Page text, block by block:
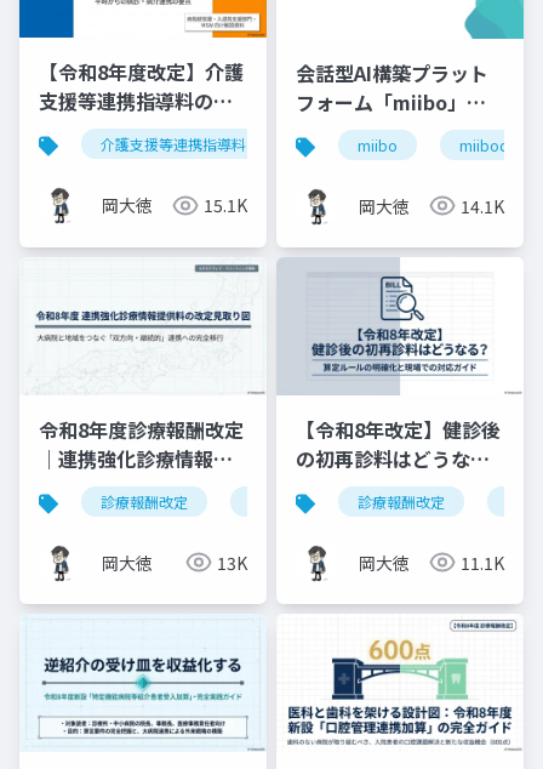
【令和8年度改定】介護
支援等連携指導料の再
編と戦略的対応｜指導
料2（500点）の要件整
理
介護支援等連携指導料 令和8年度診療報酬改定
岡大徳 15.1K
会話型AI構築プラット
フォーム「miibo」ガ
イド
miibo
岡大徳 14.1K
令和8年度診療報酬改定
｜連携強化診療情報提
供料の見直しを図解で
解説
診療報酬改定 連携強化診療情報提供料 令和8年度
岡大徳 13K
【令和8年改定】健診後
の初再診料はどうな
る？算定ルールの明確
化と現場での対応ガイ
ド
診療報酬改定
岡大徳 11.1K